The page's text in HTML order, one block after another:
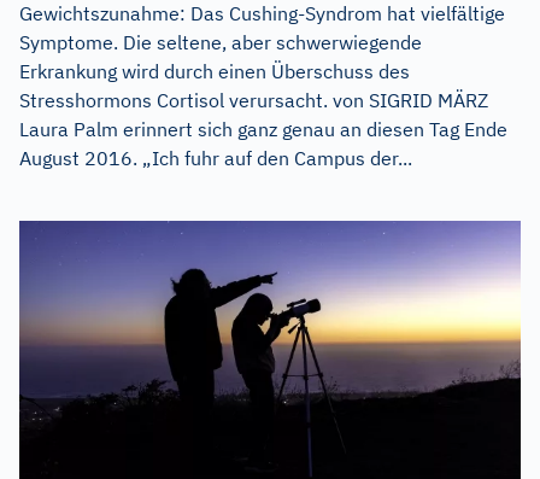
Gewichtszunahme: Das Cushing-Syndrom hat vielfältige
Symptome. Die seltene, aber schwerwiegende
Erkrankung wird durch einen Überschuss des
Stresshormons Cortisol verursacht. von SIGRID MÄRZ
Laura Palm erinnert sich ganz genau an diesen Tag Ende
August 2016. „Ich fuhr auf den Campus der...